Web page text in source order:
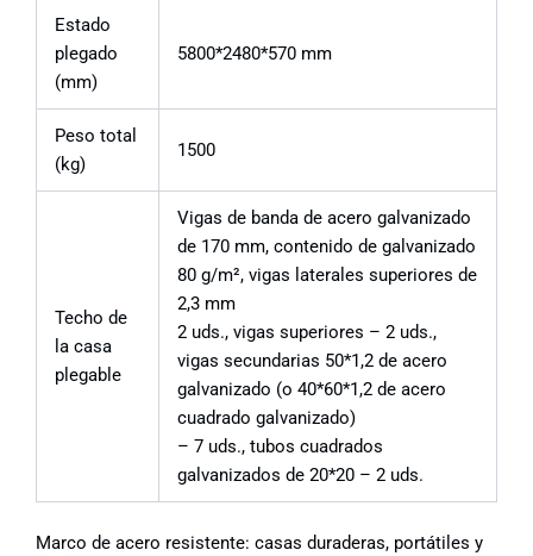
Estado
plegado
(mm)
5800*2480*570 mm
Peso total
(kg)
1500
Techo de
la casa
plegable
Vigas de banda de acero galvanizado
de 170 mm, contenido de galvanizado
80 g/m², vigas laterales superiores de
2,3 mm
2 uds., vigas superiores – 2 uds.,
vigas secundarias 50*1,2 de acero
galvanizado (o 40*60*1,2 de acero
cuadrado galvanizado)
– 7 uds., tubos cuadrados
galvanizados de 20*20 – 2 uds.
Marco de acero resistente: casas duraderas, portátiles y